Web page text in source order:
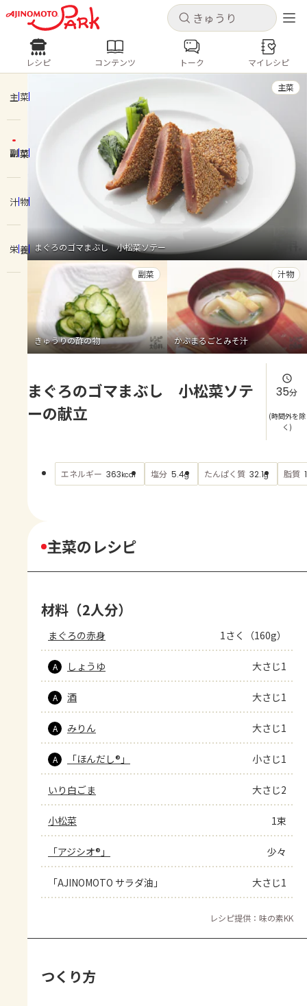
キャンセル
ログインするとレシピを保存できます
ログイン
ホーム
コンテンツ
レシピ
トーク
よくあるお問い合わせ
お買い物
AJINOMOTO PARK とは
キャンセル
レシピ コンテンツ
人気の食材・レシピ
きゅうり なす トマト
とうもろこし
ピーマン
みょうが ゴーヤ
レシピ コンテンツ トーク マイレシピ
主菜
副菜
汁物
栄養 まぐろのゴマまぶし 小松菜ソテー
主菜
きゅうりの酢の物
副菜
かぶまるごとみそ汁
汁物
まぐろのゴマまぶし 小松菜ソテ
ーの献立
35分
(時間外を除
く)
エネルギー 363kcal 塩分 5.4g たんぱく質 32.1g 脂質
主菜のレシピ
材料（2人分）
まぐろの赤身 1さく（160g）
A しょうゆ 大さじ1
A 酒 大さじ1
A みりん 大さじ1
A 「ほんだし®」 小さじ1
いり白ごま 大さじ2
小松菜 1束
「アジシオ®」 少々
「AJINOMOTO サラダ油」 大さじ1
レシピ提供：味の素KK
つくり方